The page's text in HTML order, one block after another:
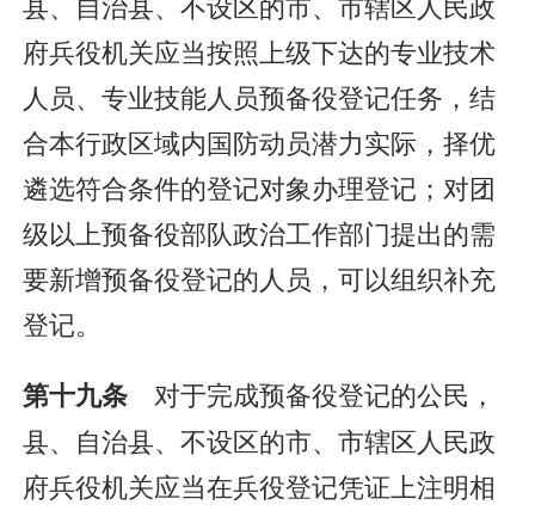
府兵役机关应当按照上级下达的专业技术
人员、专业技能人员预备役登记任务，结
合本行政区域内国防动员潜力实际，择优
遴选符合条件的登记对象办理登记；对团
级以上预备役部队政治工作部门提出的需
要新增预备役登记的人员，可以组织补充
登记。
第十九条对于完成预备役登记的公民，
县、自治县、不设区的市、市辖区人民政
府兵役机关应当在兵役登记凭证上注明相